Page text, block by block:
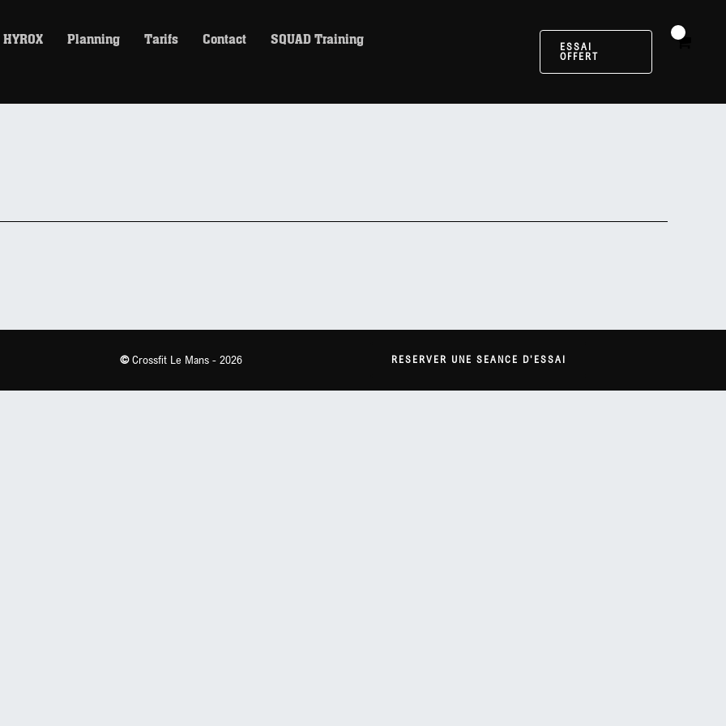
HYROX Planning Tarifs Contact
SQUAD Training
ESSAI
OFFERT
©Crossfit Le Mans - 2026 RESERVER UNE SEANCE D'ESSAI